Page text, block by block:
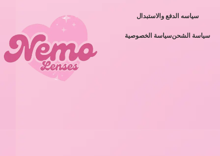
سياسه الدفع والاستبدال
سياسة الخصوصيةسياسة الشحن